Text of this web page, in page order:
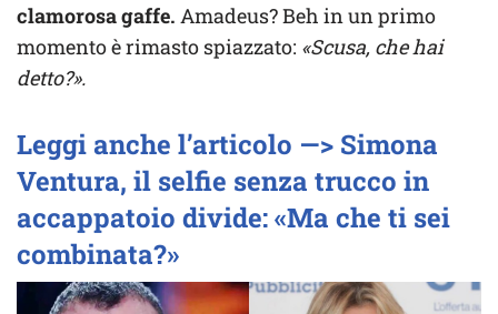
clamorosa gaffe. Amadeus? Beh in un primo
momento è rimasto spiazzato: «Scusa, che hai
detto?».
Leggi anche l’articolo —> Simona
Ventura, il selfie senza trucco in
accappatoio divide: «Ma che ti sei
combinata?»